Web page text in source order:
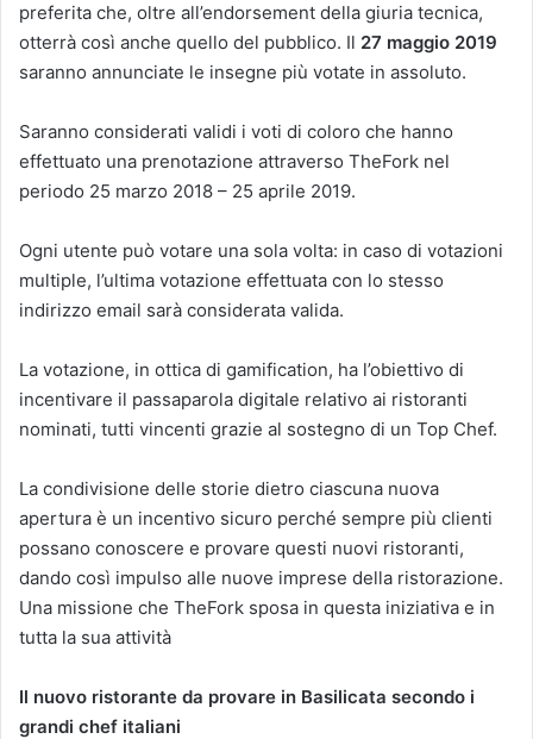
preferita che, oltre all’endorsement della giuria tecnica,
otterrà così anche quello del pubblico. Il 27 maggio 2019
saranno annunciate le insegne più votate in assoluto.
Saranno considerati validi i voti di coloro che hanno
effettuato una prenotazione attraverso TheFork nel
periodo 25 marzo 2018 – 25 aprile 2019.
Ogni utente può votare una sola volta: in caso di votazioni
multiple, l’ultima votazione effettuata con lo stesso
indirizzo email sarà considerata valida.
La votazione, in ottica di gamification, ha l’obiettivo di
incentivare il passaparola digitale relativo ai ristoranti
nominati, tutti vincenti grazie al sostegno di un Top Chef.
La condivisione delle storie dietro ciascuna nuova
apertura è un incentivo sicuro perché sempre più clienti
possano conoscere e provare questi nuovi ristoranti,
dando così impulso alle nuove imprese della ristorazione.
Una missione che TheFork sposa in questa iniziativa e in
tutta la sua attività
Il nuovo ristorante da provare in Basilicata secondo i
grandi chef italiani